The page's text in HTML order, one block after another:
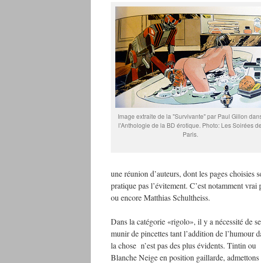
Image extraite de la "Survivante" par Paul Gillon
l'Anthologie de la BD érotique. Photo: Les Soirées de
Paris.
une réunion d’auteurs, dont les pages
pratique pas l’évitement. C’est notamment
ou encore Matthias Schultheiss.
Dans la catégorie «rigolo», il y a nécessité de se
munir de pincettes tant l’addition de l’humour
la chose n’est pas des plus évidents. Tintin ou
Blanche Neige en position gaillarde, admettons